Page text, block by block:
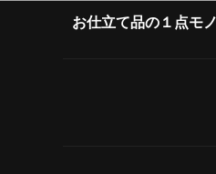
お仕立て品の１点モ